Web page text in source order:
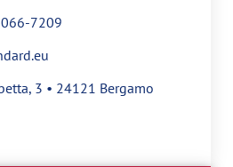
7209
3 • 24121 Bergamo